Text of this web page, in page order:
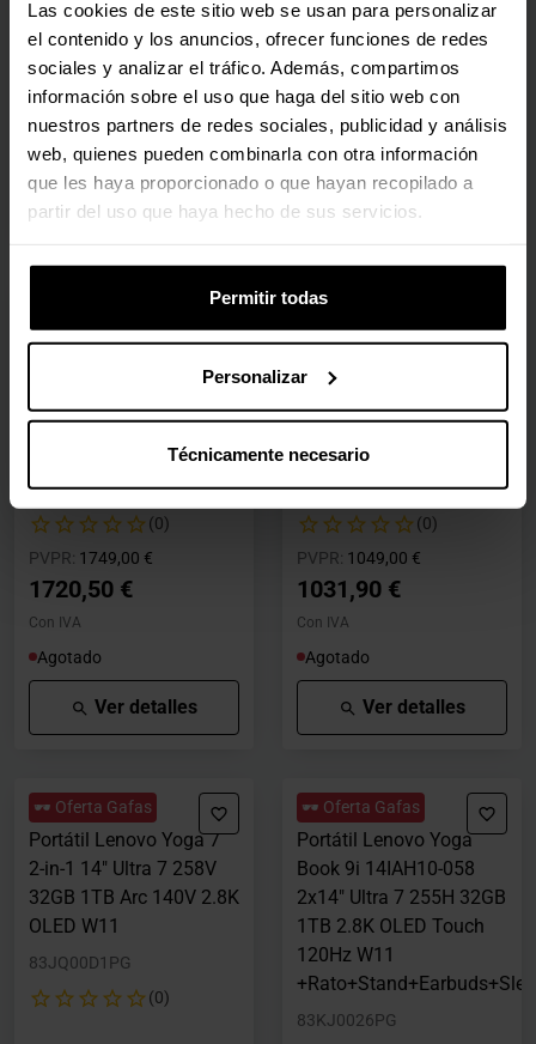
Las cookies de este sitio web se usan para personalizar
el contenido y los anuncios, ofrecer funciones de redes
sociales y analizar el tráfico. Además, compartimos
información sobre el uso que haga del sitio web con
nuestros partners de redes sociales, publicidad y análisis
web, quienes pueden combinarla con otra información
que les haya proporcionado o que hayan recopilado a
partir del uso que haya hecho de sus servicios.
Permitir todas
Personalizar
Técnicamente necesario
(0)
Precio rebajado desde
6999,00 €
5901,40 €
Con IVA
Agotado
Ver detalles
1081,10 €
Con IVA
Agotado
Ver detalles
Portátil HP Spectre X360
2-in-1 14-eu0003np 14"
1TB Intel Arc 2.8K OLED
9E513EAAB9
(0)
PVPR: Precio rebajado desde
1749,00 €
1720,50 €
Con IVA
Agotado
Ver detalles
🕶️ Oferta Gafas
Portátil HP Pavilion
X360 2-in-1 14-ek1025np
512GB Intel Iris Xe FHD
Touch W11
B3FD7EAAB9
(0)
PVPR: Precio rebajado desde
1049,00 €
1031,90 €
Con IVA
Agotado
Ver detalles
🕶️ Oferta Gafas
Portátil Lenovo Yoga 7
2-in-1 14" Ultra 7 258V
32GB 1TB Arc 140V 2.8K
OLED W11
83JQ00D1PG
(0)
🕶️ Oferta Gafas
Portátil Lenovo Yoga
Book 9i 14IAH10-058
2x14" Ultra 7 255H 32GB
1TB 2.8K OLED Touch
120Hz W11
83KJ0026PG